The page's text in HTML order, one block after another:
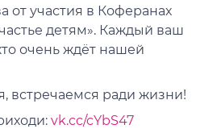
от участия в Коферанах
детям». Каждый ваш
очень ждёт нашей
встречаемся ради жизни!
vk.cc/cYbS47